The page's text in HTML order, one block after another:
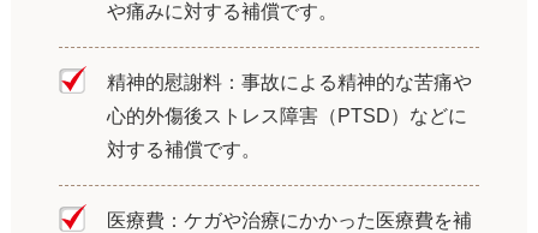
や痛みに対する補償です。
精神的慰謝料：事故による精神的な苦痛や
心的外傷後ストレス障害（PTSD）などに
対する補償です。
医療費：ケガや治療にかかった医療費を補